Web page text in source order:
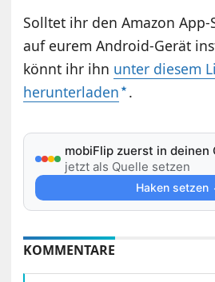
Solltet ihr den Amazon
auf eurem Android-Gerät
könnt ihr ihn unter diesem
herunterladen .
mobiFlip zuerst in deinen
jetzt als Quelle setzen
Haken setzen
KOMMENTARE